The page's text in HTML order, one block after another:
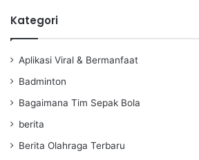
Kategori
Aplikasi Viral & Bermanfaat
Badminton
Bagaimana Tim Sepak Bola
berita
Berita Olahraga Terbaru